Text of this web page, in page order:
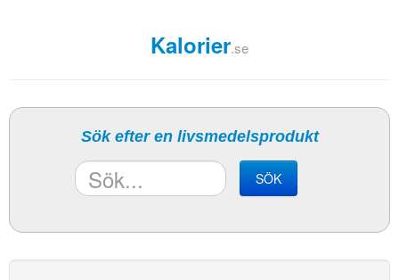
Kalorier.se
Sök efter en livsmedelsprodukt
SÖK